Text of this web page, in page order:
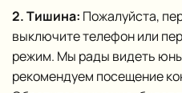
2. Тишина: Пожалуйста,
выключите телефон или
режим. Мы рады видеть
рекомендуем посещение